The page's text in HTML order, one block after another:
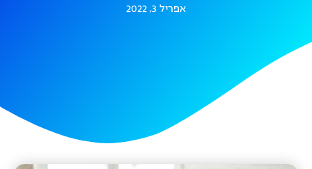
אפריל 3, 2022